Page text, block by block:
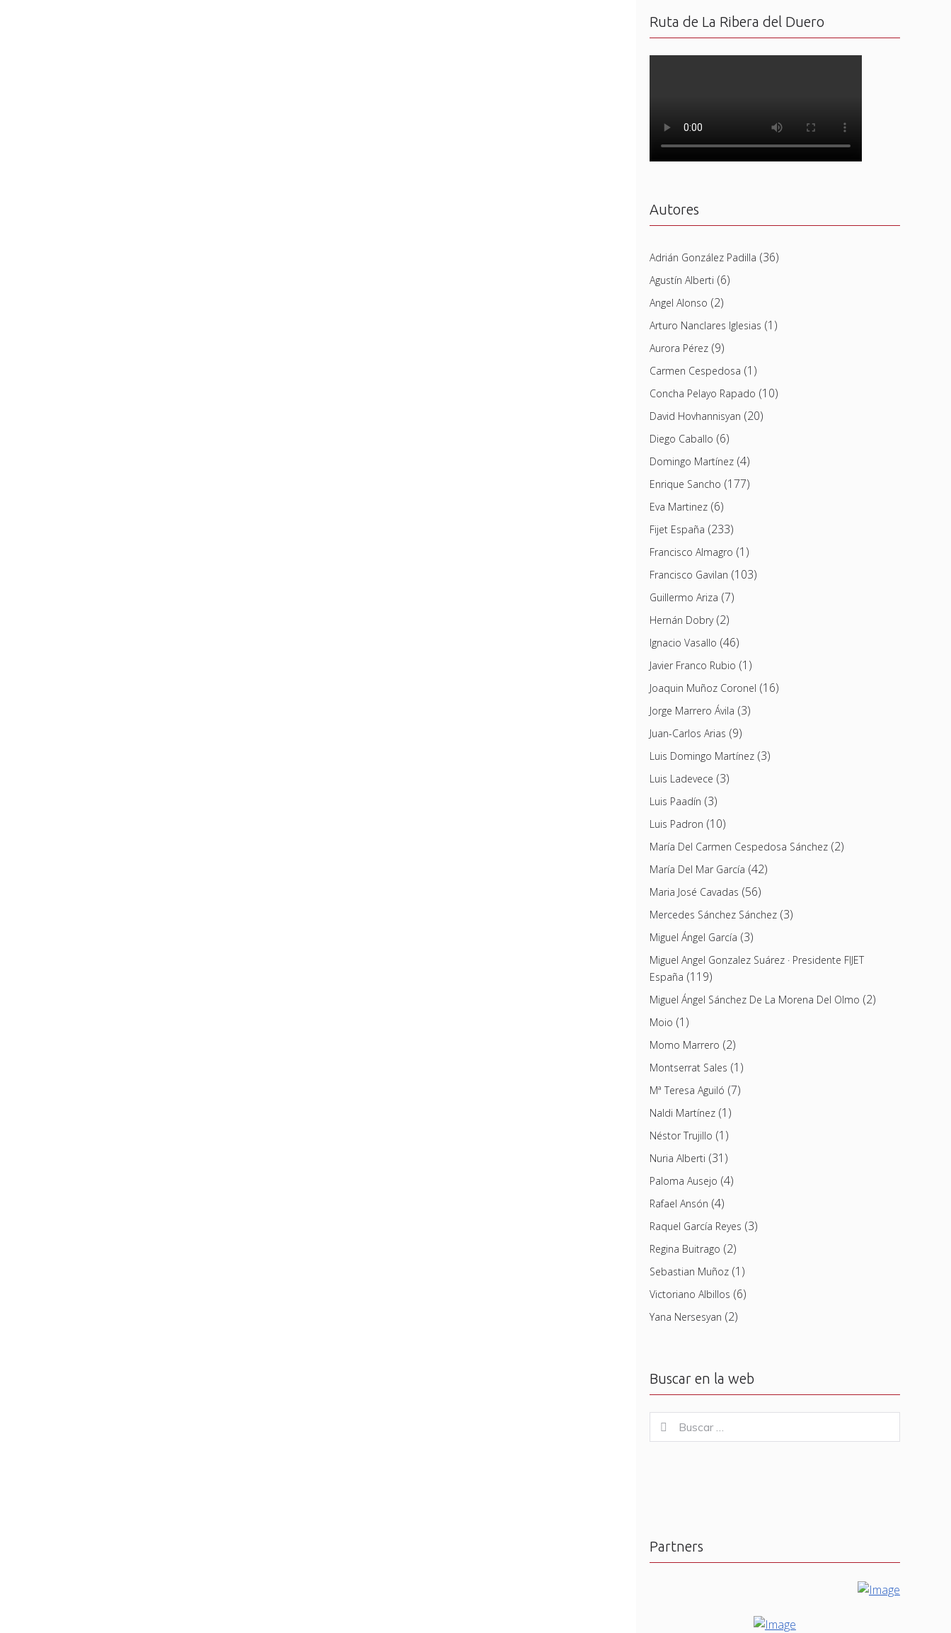
Ruta de La Ribera del Duero
Autores
Adrián González Padilla (36)
Agustín Alberti (6)
Angel Alonso (2)
Arturo Nanclares Iglesias (1)
Aurora Pérez(9)
Carmen Cespedosa (1)
Concha Pelayo Rapado (10)
David Hovhannisyan (20)
Diego Caballo (6)
Domingo Martínez(4)
Enrique Sancho (177)
Eva Martinez(6)
Fijet España (233)
Francisco Almagro (1)
Francisco Gavilan (103)
Guillermo Ariza (7)
Hernán Dobry(2)
Ignacio Vasallo (46)
Javier Franco Rubio (1)
Joaquin Muñoz Coronel (16)
Jorge Marrero Ávila (3)
Juan-Carlos Arias (9)
Luis Domingo Martínez(3)
Luis Ladevece (3)
Luis Paadín (3)
Luis Padron (10)
María Del Carmen Cespedosa Sánchez(2)
María Del Mar García (42)
Maria José Cavadas (56)
Mercedes Sánchez Sánchez(3)
Miguel Ángel García (3)
Miguel Angel Gonzalez Suárez · Presidente FIJET
España (119)
Miguel Ángel Sánchez De La Morena Del Olmo (2)
Moio (1)
Momo Marrero (2)
Montserrat Sales (1)
Mª Teresa Aguiló (7)
Naldi Martínez(1)
Néstor Trujillo (1)
Nuria Alberti (31)
Paloma Ausejo (4)
Rafael Ansón (4)
Raquel García Reyes (3)
Regina Buitrago (2)
Sebastian Muñoz(1)
Victoriano Albillos (6)
Yana Nersesyan (2)
Buscar en la web
for:
Buscar
Partners